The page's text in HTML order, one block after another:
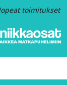
toimitukset